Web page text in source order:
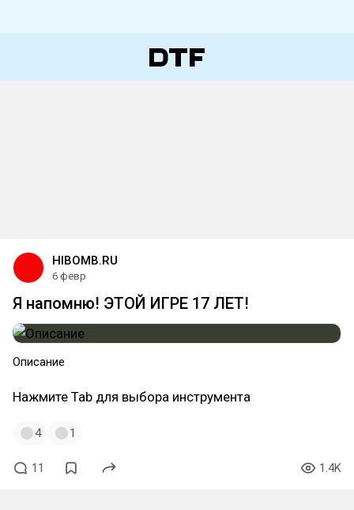
HIBOMB.RU
6 февр
Я напомню! ЭТОЙ ИГРЕ 17 ЛЕТ!
Описание
Нажмите Tab для выбора инструмента
4 1
11 1.4K